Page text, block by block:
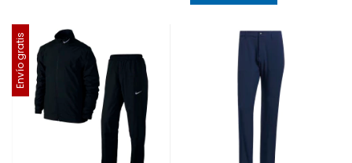
Envío gratis